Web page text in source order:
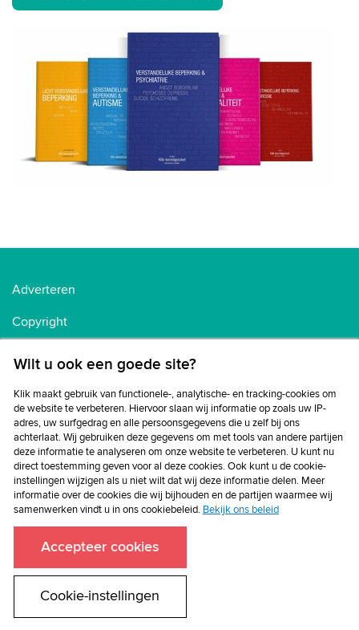
Adverteren
Copyright
Cookiebeleid
Privacybeleid
Disclaimer
Wilt u ook een goede site?
Klik maakt gebruik van functionele-, analytische- en tracking-cookies om
de website te verbeteren. Hiervoor slaan wij informatie op zoals uw IP-
adres, uw surfgedrag en alle persoonsgegevens die u zelf bij ons
achterlaat. Wij gebruiken deze gegevens om met tools van andere partijen
deze informatie te analyseren om onze website te verbeteren. U kunt nu
direct toestemming geven voor al deze cookies. Ook kunt u de cookie-
instellingen wijzigen als u niet wilt dat wij deze informatie delen. Meer
informatie over de cookies die wij bijhouden en de partijen waarmee wij
samenwerken vindt u in ons cookiebeleid. Bekijk ons beleid
Accepteer cookies
Cookie-instellingen